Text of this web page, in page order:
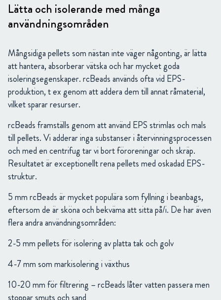
Lätta och isolerande med många
användningsområden
Mångsidiga pellets som nästan inte väger någonting, är lätta
att hantera, absorberar vätska och har mycket goda
isoleringsegenskaper. rcBeads används ofta vid EPS-
produktion, t ex genom att addera dem till annat råmaterial,
vilket sparar resurser.
rcBeads framställs genom att använd EPS strimlas och mals
till pellets. Vi adderar inga substanser i återvinningsprocessen
och med en centrifug tar vi bort föroreningar och skräp.
Resultatet är exceptionellt rena pellets med oskadad EPS-
struktur.
5 mm rcBeads är mycket populära som fyllning i beanbags,
eftersom de är sköna och bekväma att sitta på/i. De har även
flera andra användningsområden:
2-5 mm pellets för isolering av platta tak och golv
4-7 mm som markisolering i växthus
10-20 mm för filtrering – rcBeads låter vatten passera men